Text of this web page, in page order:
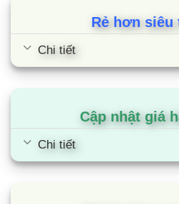
Rẻ hơn siêu
Chi tiết
Cập nhật giá
Chi tiết